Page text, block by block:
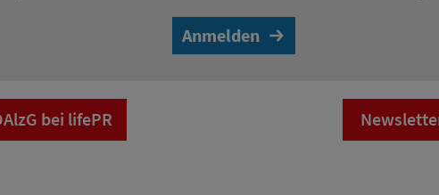
Anmelden
bei lifePR